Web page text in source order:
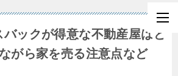
ックが得意な不動産屋はど
がら家を売る注意点など